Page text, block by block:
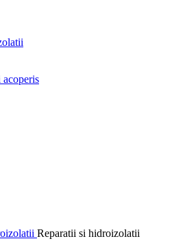
Reparatii si hidroizolatii